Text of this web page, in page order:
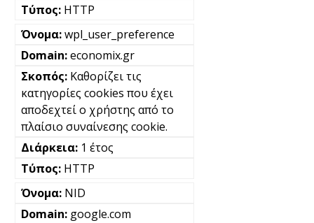
HTTP
wpl_user_preference
economix.gr
Καθορίζει τις
κατηγορίες cookies που έχει
αποδεχτεί ο χρήστης από το
πλαίσιο συναίνεσης cookie.
1 έτος
HTTP
NID
google.com